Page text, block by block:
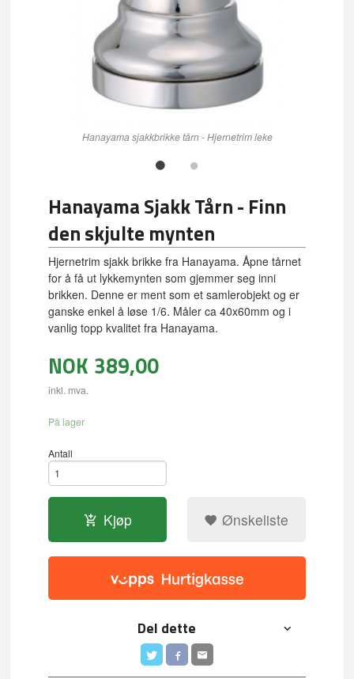
Hanayama sjakkbrikke tårn - Hjernetrim leke
Hanayama Sjakk Tårn - Finn
den skjulte mynten
Hjernetrim sjakk brikke fra Hanayama. Åpne tårnet
for å få ut lykkemynten som gjemmer seg inni
brikken. Denne er ment som et samlerobjekt og er
ganske enkel å løse 1/6. Måler ca 40x60mm og i
vanlig topp kvalitet fra Hanayama.
NOK 389,00
inkl. mva.
På lager
Antall
Kjøp Ønskeliste
Del dette